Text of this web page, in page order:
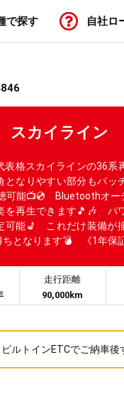
で探す 自社ロ
スカイライン
表格スカイラインの36
となりやすい部分もバ
可能📺💿 Bluetoothオー
を再生できます🎵🎶 パ
可能💺 これだけ装備が
となります💣 《1年保証
走行距離
90,000km
ビルトインETCでご納車後